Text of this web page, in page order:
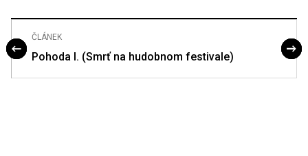
ČLÁNEK
Pohoda I. (Smrť na hudobnom festivale)